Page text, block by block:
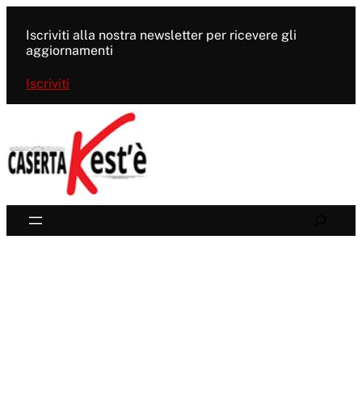
contenuto
Iscriviti alla nostra newsletter per ricevere gli
aggiornamenti
Iscriviti